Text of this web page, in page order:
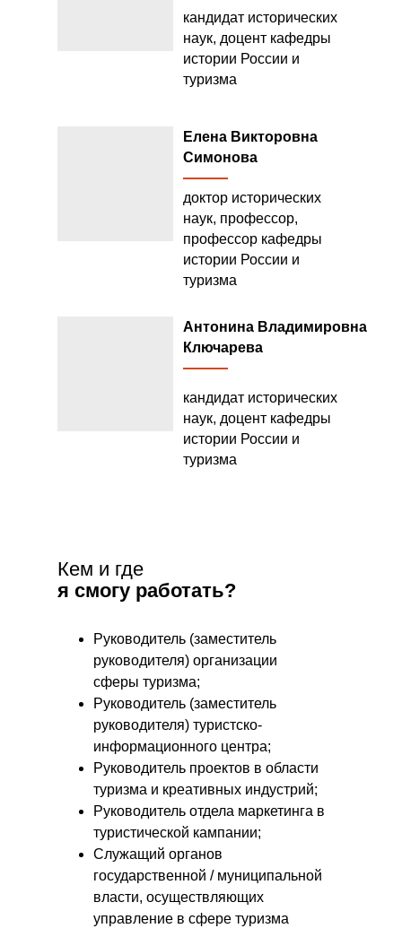
кандидат исторических
наук, доцент кафедры
истории России и
туризма
Елена Викторовна
Симонова
доктор исторических
наук, профессор,
профессор кафедры
истории России и
туризма
Антонина Владимировна
Ключарева
кандидат исторических
наук, доцент кафедры
истории России и
туризма
я смогу работать?
Кем и где
Руководитель (заместитель
руководителя) организации
сферы туризма;
Руководитель (заместитель
руководителя) туристско-
информационного центра;
Руководитель проектов в области
туризма и креативных индустрий;
Руководитель отдела маркетинга в
туристической кампании;
Служащий органов
государственной / муниципальной
власти, осуществляющих
управление в сфере туризма